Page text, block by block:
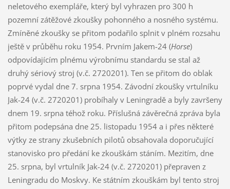
neletového exempláře, který byl vyhrazen pro 300 h
pozemní zátěžové zkoušky pohonného a nosného systému.
Zmíněné zkoušky se přitom podařilo splnit v plném rozsahu
ještě v průběhu roku 1954. Prvním Jakem-24 (Horse)
odpovídajícím plnému výrobnímu standardu se stal až
druhý sériový stroj (v.č. 2720201). Ten se přitom do oblak
poprvé vydal dne 7. srpna 1954. Závodní zkoušky vrtulníku
Jak-24 (v.č. 2720201) probíhaly v Leningradě a byly završeny
dnem 19. srpna téhož roku. Příslušná závěrečná zpráva byla
přitom podepsána dne 25. listopadu 1954 a i přes některé
výtky ze strany zkušebních pilotů obsahovala doporučující
stanovisko pro předání ke zkouškám stáním. Mezitím, dne
25. srpna, byl vrtulník Jak-24 (v.č. 2720201) přepraven z
Leningradu do Moskvy. Ke státním zkouškám byl tento stroj